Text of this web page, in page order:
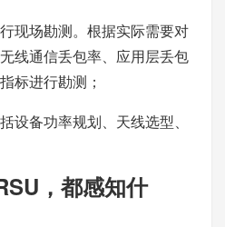
现场勘测。根据实际需要对
线通信丢包率、应用层丢包
标进行勘测；
设备功率规划、天线选型、
，都感知什